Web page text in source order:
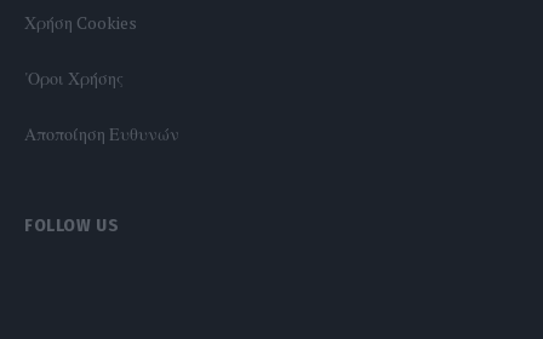
Χρήση Cookies
'Οροι Χρήσης
Αποποίηση Ευθυνών
FOLLOW US